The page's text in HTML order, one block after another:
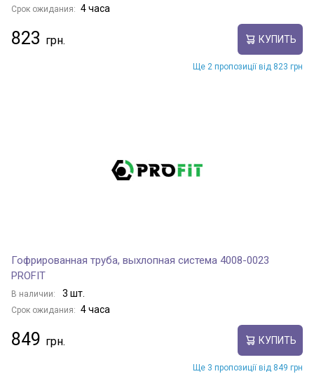
Срок ожидания: 4 часа
823 КУПИТЬ
Ще 2 пропозиції від 823 грн
Гофрированная труба, выхлопная система 4008-0023
PROFIT
В наличии: 3 шт.
Срок ожидания: 4 часа
849 КУПИТЬ
Ще 3 пропозиції від 849 грн